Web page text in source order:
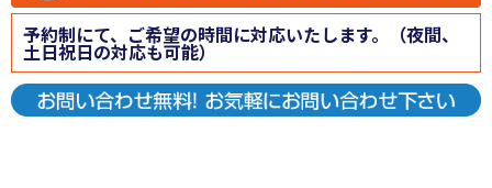
予約制にて、ご希望の時間に対応いたします。（夜間、
土日祝日の対応も可能）